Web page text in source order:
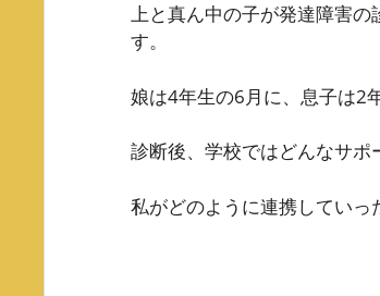
上と真ん中の子が発達障害
す。
娘は4年生の6月に、息子は2
診断後、学校ではどんなサポ
私がどのように連携していっ